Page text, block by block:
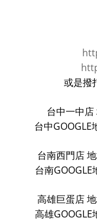
或是撥
台中一中
台中GOOGLE
台南西門店
台南GOOGLE
高雄巨蛋店
高雄GOOGLE